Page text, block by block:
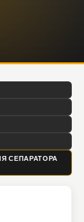
СЕПАРАТОРА